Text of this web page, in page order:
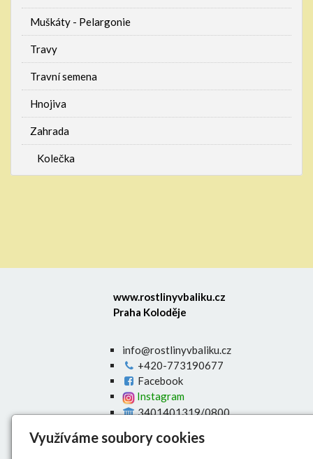
Muškáty - Pelargonie
Travy
Travní semena
Hnojiva
Zahrada
Kolečka
www.rostlinyvbaliku.cz
Praha Koloděje
info@rostlinyvbaliku.cz
+420-773190677
Facebook
Instagram
3401401319/0800
Úvod
Využíváme soubory cookies